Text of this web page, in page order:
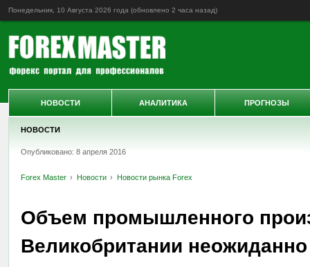
Понедельник, 10 Августа 2026 года (обновлено 2 часа назад)
НОВОСТИ
Опубликовано: 8 апреля 2016
Forex Master Новости Новости рынка Forex
Объем промышленного
Великобритании
НОВОСТИ АНАЛИТИКА ПРОГНОЗЫ